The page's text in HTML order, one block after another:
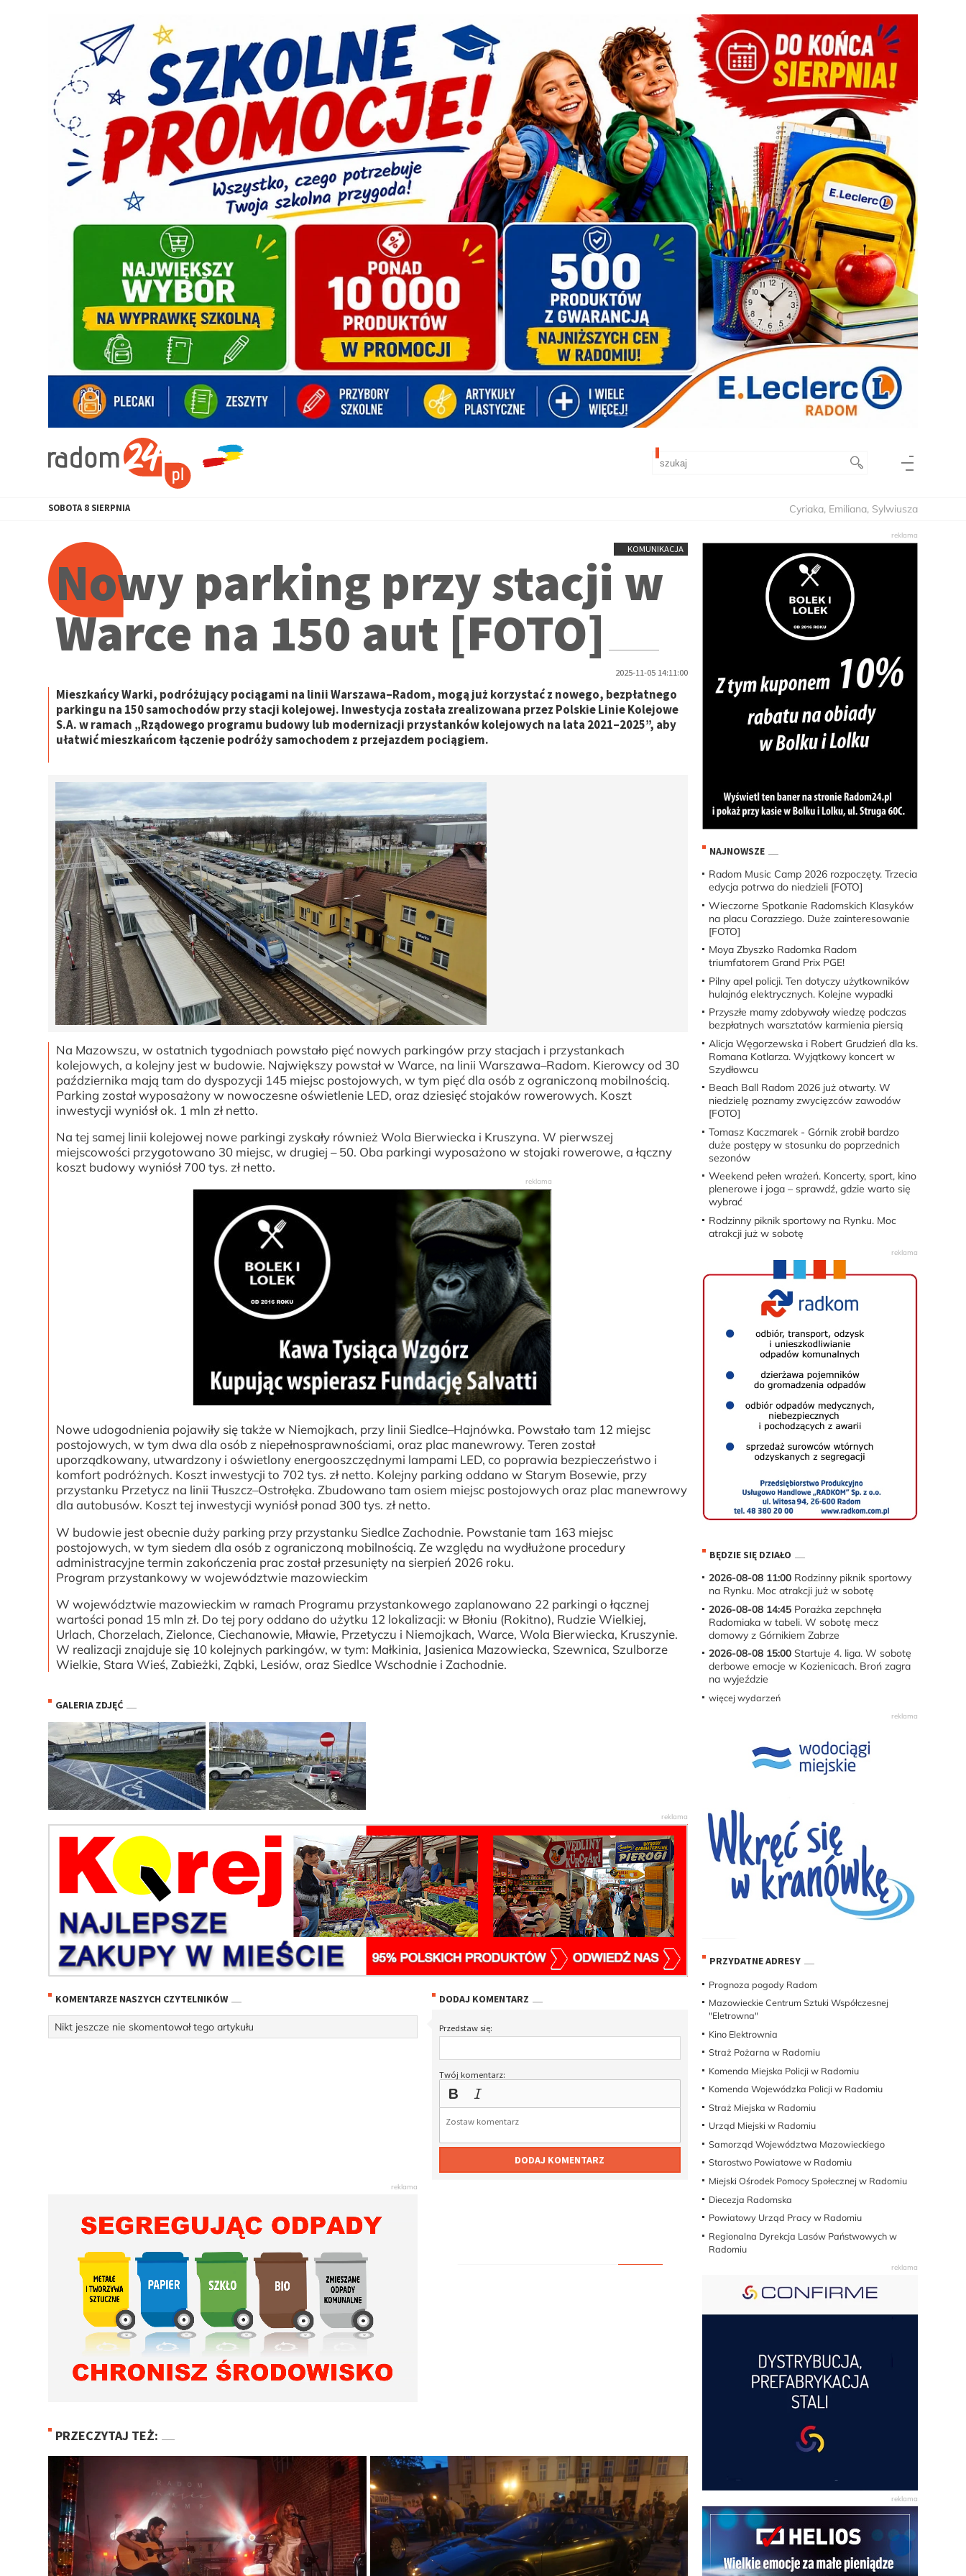
SOBOTA 8 SIERPNIA Cyriaka, Emiliana, Sylwiusza
KOMUNIKACJA
Nowy parking przy stacji w
Warce na 150 aut [FOTO]
2025-11-05 14:11:00
Mieszkańcy Warki, podróżujący pociągami na linii Warszawa–Radom, mogą już korzystać z nowego, bezpłatnego
parkingu na 150 samochodów przy stacji kolejowej. Inwestycja została zrealizowana przez Polskie Linie Kolejowe
S.A. w ramach „Rządowego programu budowy lub modernizacji przystanków kolejowych na lata 2021–2025”, aby
ułatwić mieszkańcom łączenie podróży samochodem z przejazdem pociągiem.
Na Mazowszu, w ostatnich tygodniach powstało pięć nowych parkingów przy stacjach i przystankach
kolejowych, a kolejny jest w budowie. Największy powstał w Warce, na linii Warszawa–Radom. Kierowcy od 30
października mają tam do dyspozycji 145 miejsc postojowych, w tym pięć dla osób z ograniczoną mobilnością.
Parking został wyposażony w nowoczesne oświetlenie LED, oraz dziesięć stojaków rowerowych. Koszt
inwestycji wyniósł ok. 1 mln zł netto.
Na tej samej linii kolejowej nowe parkingi zyskały również Wola Bierwiecka i Kruszyna. W pierwszej
miejscowości przygotowano 30 miejsc, w drugiej – 50. Oba parkingi wyposażono w stojaki rowerowe, a łączny
koszt budowy wyniósł 700 tys. zł netto.
Nowe udogodnienia pojawiły się także w Niemojkach, przy linii Siedlce–Hajnówka. Powstało tam 12 miejsc
postojowych, w tym dwa dla osób z niepełnosprawnościami, oraz plac manewrowy. Teren został
uporządkowany, utwardzony i oświetlony energooszczędnymi lampami LED, co poprawia bezpieczeństwo i
komfort podróżnych. Koszt inwestycji to 702 tys. zł netto. Kolejny parking oddano w Starym Bosewie, przy
przystanku Przetycz na linii Tłuszcz–Ostrołęka. Zbudowano tam osiem miejsc postojowych oraz plac manewrowy
dla autobusów. Koszt tej inwestycji wyniósł ponad 300 tys. zł netto.
W budowie jest obecnie duży parking przy przystanku Siedlce Zachodnie. Powstanie tam 163 miejsc
postojowych, w tym siedem dla osób z ograniczoną mobilnością. Ze względu na wydłużone procedury
administracyjne termin zakończenia prac został przesunięty na sierpień 2026 roku.
Program przystankowy w województwie mazowieckim
W województwie mazowieckim w ramach Programu przystankowego zaplanowano 22 parkingi o łącznej
wartości ponad 15 mln zł. Do tej pory oddano do użytku 12 lokalizacji: w Błoniu (Rokitno), Rudzie Wielkiej,
Urlach, Chorzelach, Zielonce, Ciechanowie, Mławie, Przetyczu i Niemojkach, Warce, Wola Bierwiecka, Kruszynie.
W realizacji znajduje się 10 kolejnych parkingów, w tym: Małkinia, Jasienica Mazowiecka, Szewnica, Szulborze
Wielkie, Stara Wieś, Zabieżki, Ząbki, Lesiów, oraz Siedlce Wschodnie i Zachodnie.
GALERIA ZDJĘĆ
KOMENTARZE NASZYCH CZYTELNIKÓW
Nikt jeszcze nie skomentował tego artykułu
DODAJ KOMENTARZ
Przedstaw się:
Twój komentarz:
DODAJ KOMENTARZ
PRZECZYTAJ TEŻ:
NAJNOWSZE
Radom Music Camp 2026 rozpoczęty. Trzecia
edycja potrwa do niedzieli [FOTO]
Wieczorne Spotkanie Radomskich Klasyków
na placu Corazziego. Duże zainteresowanie
[FOTO]
Moya Zbyszko Radomka Radom
triumfatorem Grand Prix PGE!
Pilny apel policji. Ten dotyczy użytkowników
hulajnóg elektrycznych. Kolejne wypadki
Przyszłe mamy zdobywały wiedzę podczas
bezpłatnych warsztatów karmienia piersią
Alicja Węgorzewska i Robert Grudzień dla ks.
Romana Kotlarza. Wyjątkowy koncert w
Szydłowcu
Beach Ball Radom 2026 już otwarty. W
niedzielę poznamy zwycięzców zawodów
[FOTO]
Tomasz Kaczmarek - Górnik zrobił bardzo
duże postępy w stosunku do poprzednich
sezonów
Weekend pełen wrażeń. Koncerty, sport, kino
plenerowe i joga – sprawdź, gdzie warto się
wybrać
Rodzinny piknik sportowy na Rynku. Moc
atrakcji już w sobotę
BĘDZIE SIĘ DZIAŁO
2026-08-08 11:00Rodzinny piknik sportowy
na Rynku. Moc atrakcji już w sobotę
2026-08-08 14:45Porażka zepchnęła
Radomiaka w tabeli. W sobotę mecz
domowy z Górnikiem Zabrze
2026-08-08 15:00Startuje 4. liga. W sobotę
derbowe emocje w Kozienicach. Broń zagra
na wyjeździe
więcej wydarzeń
PRZYDATNE ADRESY
Prognoza pogody Radom
Mazowieckie Centrum Sztuki Współczesnej
"Eletrowna"
Kino Elektrownia
Straż Pożarna w Radomiu
Komenda Miejska Policji w Radomiu
Komenda Wojewódzka Policji w Radomiu
Straż Miejska w Radomiu
Urząd Miejski w Radomiu
Samorząd Województwa Mazowieckiego
Starostwo Powiatowe w Radomiu
Miejski Ośrodek Pomocy Społecznej w Radomiu
Diecezja Radomska
Powiatowy Urząd Pracy w Radomiu
Regionalna Dyrekcja Lasów Państwowych w
Radomiu